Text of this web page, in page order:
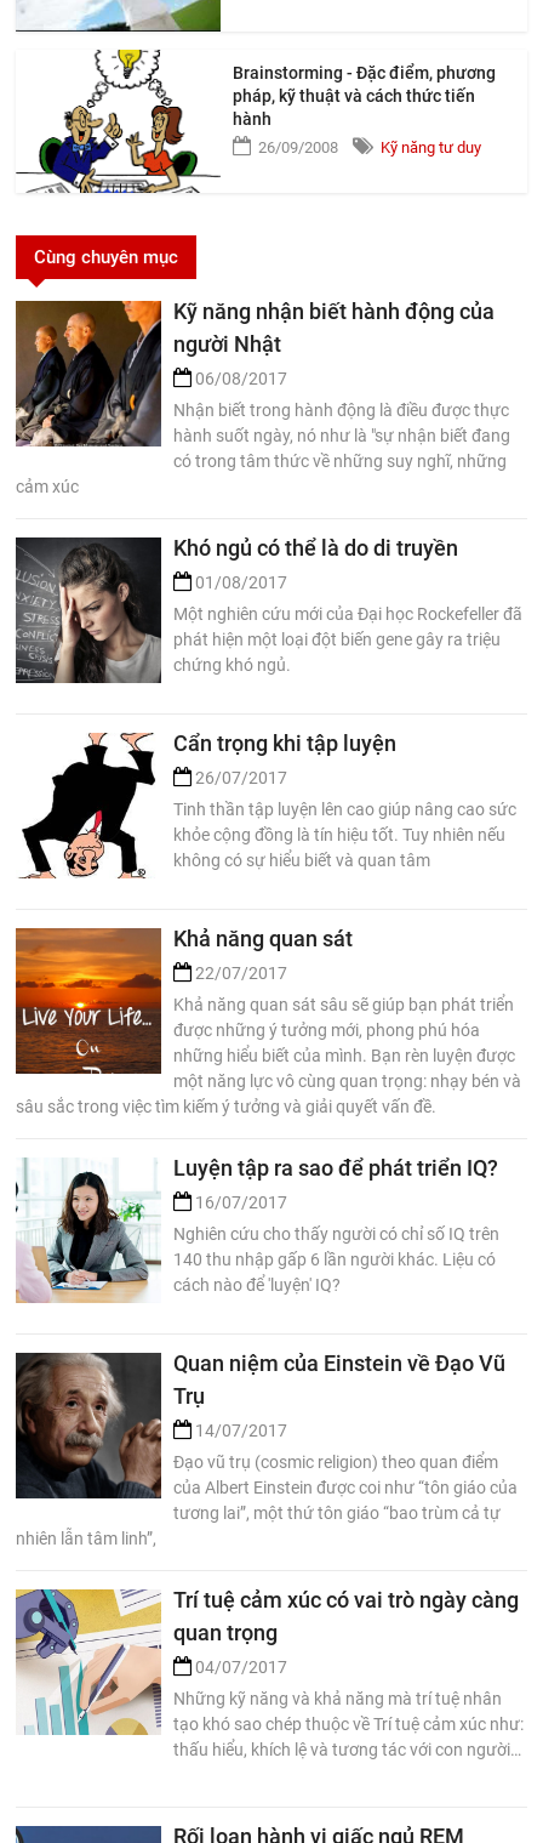
Brainstorming - Đặc điểm, phương
pháp, kỹ thuật và cách thức tiến
hành
26/09/2008 Kỹ năng tư duy
Cùng chuyên mục
Kỹ năng nhận biết hành động của
người Nhật
06/08/2017
Nhận biết trong hành động là điều được thực
hành suốt ngày, nó như là "sự nhận biết đang
có trong tâm thức về những suy nghĩ, những
cảm xúc
Khó ngủ có thể là do di truyền
01/08/2017
Một nghiên cứu mới của Đại học Rockefeller đã
phát hiện một loại đột biến gene gây ra triệu
chứng khó ngủ.
Cẩn trọng khi tập luyện
26/07/2017
Tinh thần tập luyện lên cao giúp nâng cao sức
khỏe cộng đồng là tín hiệu tốt. Tuy nhiên nếu
không có sự hiểu biết và quan tâm
Khả năng quan sát
22/07/2017
Khả năng quan sát sâu sẽ giúp bạn phát triển
được những ý tưởng mới, phong phú hóa
những hiểu biết của mình. Bạn rèn luyện được
một năng lực vô cùng quan trọng: nhạy bén và
sâu sắc trong việc tìm kiếm ý tưởng và giải quyết vấn đề.
Luyện tập ra sao để phát triển IQ?
16/07/2017
Nghiên cứu cho thấy người có chỉ số IQ trên
140 thu nhập gấp 6 lần người khác. Liệu có
cách nào để 'luyện' IQ?
Quan niệm của Einstein về Đạo Vũ
Trụ
14/07/2017
Đạo vũ trụ (cosmic religion) theo quan điểm
của Albert Einstein được coi như “tôn giáo của
tương lai”, một thứ tôn giáo “bao trùm cả tự
nhiên lẫn tâm linh”,
Trí tuệ cảm xúc có vai trò ngày càng
quan trọng
04/07/2017
Những kỹ năng và khả năng mà trí tuệ nhân
tạo khó sao chép thuộc về Trí tuệ cảm xúc như:
thấu hiểu, khích lệ và tương tác với con người…
Rối loạn hành vi giấc ngủ REM